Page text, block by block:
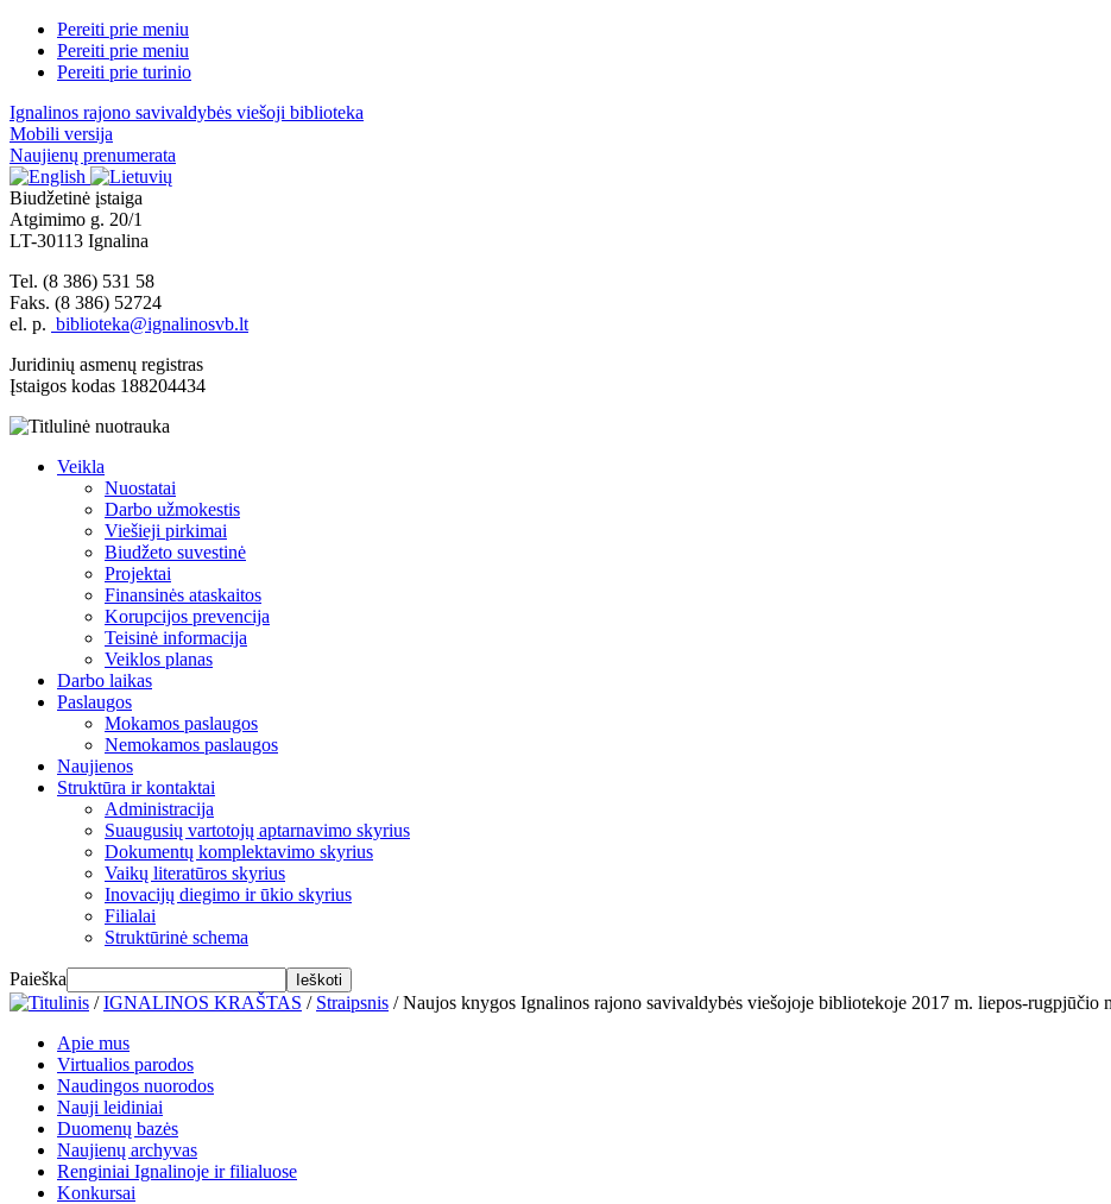
Pereiti prie meniu
Pereiti prie meniu
Pereiti prie turinio
Ignalinos rajono savivaldybės viešoji biblioteka
Mobili versija
Naujienų prenumerata
Biudžetinė įstaiga
Atgimimo g. 20/1
LT-30113 Ignalina
Tel. (8 386) 531 58
Faks. (8 386) 52724
el. p. biblioteka@ignalinosvb.lt
Juridinių asmenų registras
Įstaigos kodas 188204434
Veikla
Nuostatai
Darbo užmokestis
Viešieji pirkimai
Biudžeto suvestinė
Projektai
Finansinės ataskaitos
Korupcijos prevencija
Teisinė informacija
Veiklos planas
Darbo laikas
Paslaugos
Mokamos paslaugos
Nemokamos paslaugos
Naujienos
Struktūra ir kontaktai
Administracija
Suaugusių vartotojų aptarnavimo skyrius
Dokumentų komplektavimo skyrius
Vaikų literatūros skyrius
Inovacijų diegimo ir ūkio skyrius
Filialai
Struktūrinė schema
Paieška
/ IGNALINOS KRAŠTAS / Straipsnis / Naujos knygos Ignalinos rajono savivaldybės viešojoje bibliotekoje 2017 m. liepos-rugpjūčio
Apie mus
Virtualios parodos
Naudingos nuorodos
Nauji leidiniai
Duomenų bazės
Naujienų archyvas
Renginiai Ignalinoje ir filialuose
Konkursai